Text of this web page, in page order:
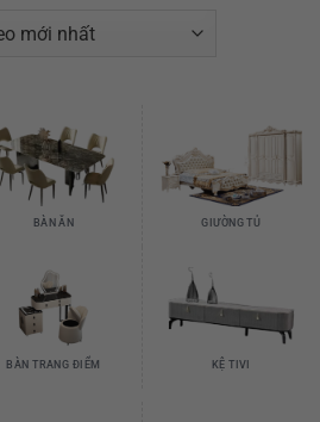
BÀN ĂN GIƯỜNG TỦ
BÀN TRANG ĐIỂM KỆ TIVI